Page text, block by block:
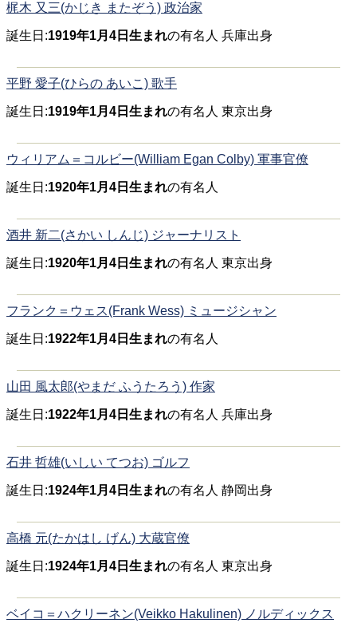
梶木 又三(かじき またぞう) 政治家
誕生日:1919年1月4日生まれの有名人 兵庫出身
平野 愛子(ひらの あいこ) 歌手
誕生日:1919年1月4日生まれの有名人 東京出身
ウィリアム＝コルビー(William Egan Colby) 軍事官僚
誕生日:1920年1月4日生まれの有名人
酒井 新二(さかい しんじ) ジャーナリスト
誕生日:1920年1月4日生まれの有名人 東京出身
フランク＝ウェス(Frank Wess) ミュージシャン
誕生日:1922年1月4日生まれの有名人
山田 風太郎(やまだ ふうたろう) 作家
誕生日:1922年1月4日生まれの有名人 兵庫出身
石井 哲雄(いしい てつお) ゴルフ
誕生日:1924年1月4日生まれの有名人 静岡出身
高橋 元(たかはし げん) 大蔵官僚
誕生日:1924年1月4日生まれの有名人 東京出身
ベイコ＝ハクリーネン(Veikko Hakulinen) ノルディックス